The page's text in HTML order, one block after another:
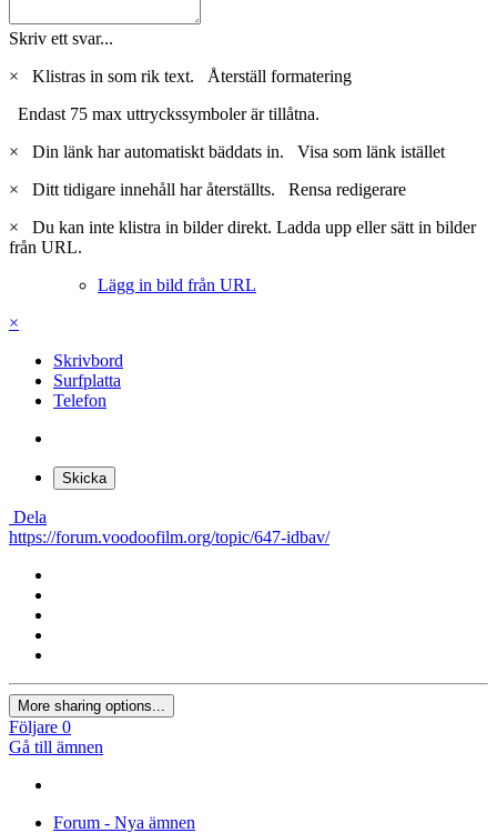
Skriv ett svar...
×
Klistras in som rik text. Återställ formatering
Endast 75 max uttryckssymboler är tillåtna.
×
Din länk har automatiskt bäddats in. Visa som länk istället
×
Ditt tidigare innehåll har återställts. Rensa redigerare
×
Du kan inte klistra in bilder direkt. Ladda upp eller sätt in bilder
från URL.
Lägg in bild från URL
×
Skrivbord
Surfplatta
Telefon
Skicka
Dela
https://forum.voodoofilm.org/topic/647-idbav/
More sharing options...
Följare 0
Gå till ämnen
Forum - Nya ämnen